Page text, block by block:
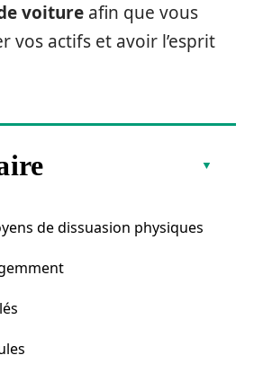
voiture afin que vous
vos actifs et avoir l’esprit
de dissuasion physiques